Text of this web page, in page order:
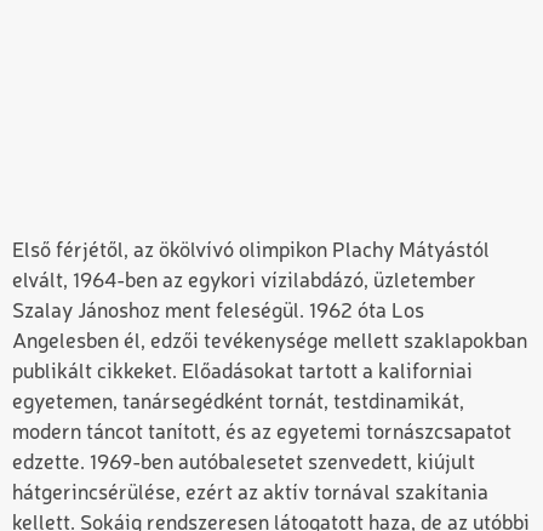
Első férjétől, az ökölvívó olimpikon Plachy Mátyástól
elvált, 1964-ben az egykori vízilabdázó, üzletember
Szalay Jánoshoz ment feleségül. 1962 óta Los
Angelesben él, edzői tevékenysége mellett szaklapokban
publikált cikkeket. Előadásokat tartott a kaliforniai
egyetemen, tanársegédként tornát, testdinamikát,
modern táncot tanított, és az egyetemi tornászcsapatot
edzette. 1969-ben autóbalesetet szenvedett, kiújult
hátgerincsérülése, ezért az aktív tornával szakítania
kellett. Sokáig rendszeresen látogatott haza, de az utóbbi